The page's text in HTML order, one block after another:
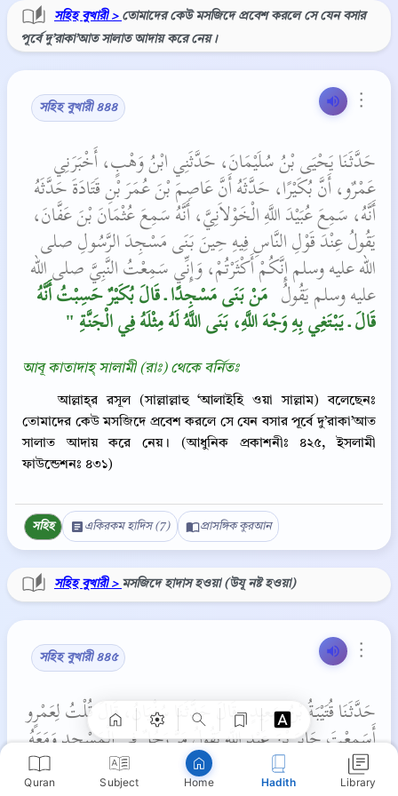
Quran Subject Home Hadith Library
সহিহ বুখারী > তোমাদের কেউ মসজিদে প্রবেশ করলে সে যেন বসার
পূর্বে দু’রাকা’আত সালাত আদায় করে নেয়।
⋮
সহিহ বুখারী ৪৪৪
حَدَّثَنَا يَحْيَى بْنُ سُلَيْمَانَ، حَدَّثَنِي ابْنُ وَهْبٍ، أَخْبَرَنِي
عَمْرٌو، أَنَّ بُكَيْرًا، حَدَّثَهُ أَنَّ عَاصِمَ بْنَ عُمَرَ بْنِ قَتَادَةَ حَدَّثَهُ
أَنَّهُ، سَمِعَ عُبَيْدَ اللَّهِ الْخَوْلاَنِيَّ، أَنَّهُ سَمِعَ عُثْمَانَ بْنَ عَفَّانَ،
يَقُولُ عِنْدَ قَوْلِ النَّاسِ فِيهِ حِينَ بَنَى مَسْجِدَ الرَّسُولِ صلى
الله عليه وسلم إِنَّكُمْ أَكْثَرْتُمْ، وَإِنِّي سَمِعْتُ النَّبِيَّ صلى الله
عليه وسلم يَقُولُ ‏
‏ مَنْ بَنَى مَسْجِدًا ـ قَالَ بُكَيْرٌ حَسِبْتُ أَنَّهُ
قَالَ ـ يَبْتَغِي بِهِ وَجْهَ اللَّهِ، بَنَى اللَّهُ لَهُ مِثْلَهُ فِي الْجَنَّةِ ‏"
আবূ কাতাদাহ্‌ সালামী (রাঃ) থেকে বর্নিতঃ
আল্লাহ্‌র রসূল (সাল্লাল্লাহু ‘আলাইহি ওয়া সাল্লাম) বলেছেনঃ
তোমাদের কেউ মসজিদে প্রবেশ করলে সে যেন বসার পূর্বে দু’রাকা’আত
সালাত আদায় করে নেয়। (আধুনিক প্রকাশনীঃ ৪২৫, ইসলামী
ফাউন্ডেশনঃ ৪৩১)
সহিহ একিরকম হাদিস (7) প্রাসঙ্গিক কুরআন
সহিহ বুখারী > মসজিদে হাদাস হওয়া (উযূ নষ্ট হওয়া)
⋮
সহিহ বুখারী ৪৪৫
حَدَّثَنَا قُتَيْبَةُ بْنُ سَعِيدٍ، قَالَ حَدَّثَنَا سُفْيَانُ، قَالَ قُلْتُ لِعَمْرٍو
أَسَمِعْتَ جَابِرَ بْنَ عَبْدِ اللَّهِ يَقُولُ مَرَّ رَجُلٌ فِي الْمَسْجِدِ وَمَعَهُ
سِهَامٌ، فَقَالَ لَهُ رَسُولُ اللَّهِ صلى الله عليه وسلم ‏
‏ أَمْسِكْ
بِنِصَالِهَا ‏"